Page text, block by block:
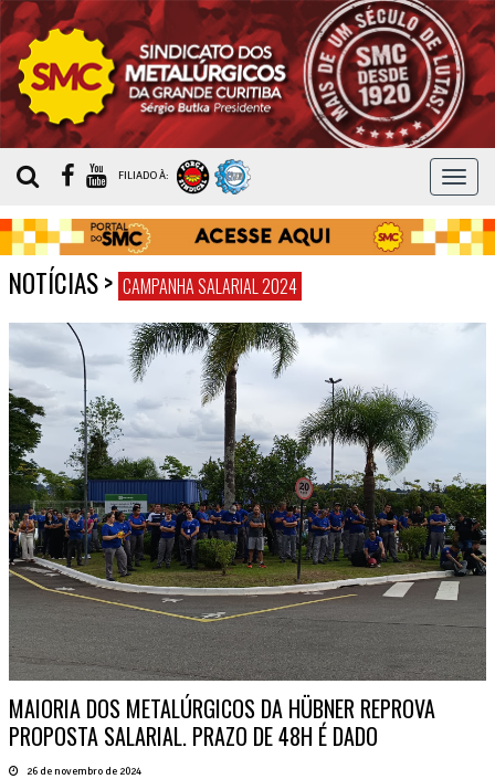
MENU
FILIADO À:
NOTÍCIAS> CAMPANHA SALARIAL 2024
MAIORIA DOS METALÚRGICOS DA HÜBNER REPROVA
PROPOSTA SALARIAL. PRAZO DE 48H É DADO
26 de novembro de 2024